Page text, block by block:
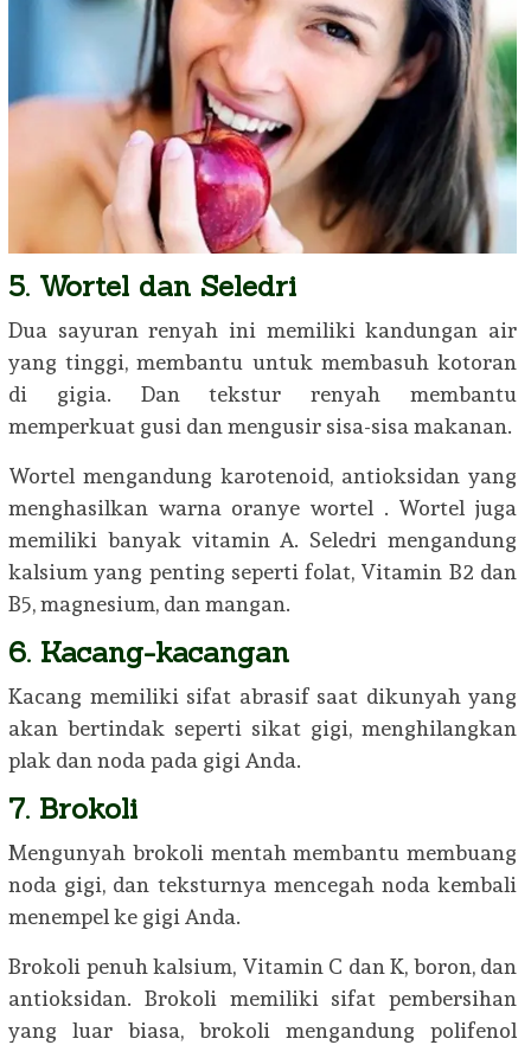
5. Wortel dan Seledri
Dua sayuran renyah ini memiliki kandungan air
yang tinggi, membantu untuk membasuh kotoran
di gigia. Dan tekstur renyah membantu
memperkuat gusi dan mengusir sisa-sisa makanan.
Wortel mengandung karotenoid, antioksidan yang
menghasilkan warna oranye wortel . Wortel juga
memiliki banyak vitamin A. Seledri mengandung
kalsium yang penting seperti folat, Vitamin B2 dan
B5, magnesium, dan mangan.
6. Kacang-kacangan
Kacang memiliki sifat abrasif saat dikunyah yang
akan bertindak seperti sikat gigi, menghilangkan
plak dan noda pada gigi Anda.
7. Brokoli
Mengunyah brokoli mentah membantu membuang
noda gigi, dan teksturnya mencegah noda kembali
menempel ke gigi Anda.
Brokoli penuh kalsium, Vitamin C dan K, boron, dan
antioksidan. Brokoli memiliki sifat pembersihan
yang luar biasa, brokoli mengandung polifenol